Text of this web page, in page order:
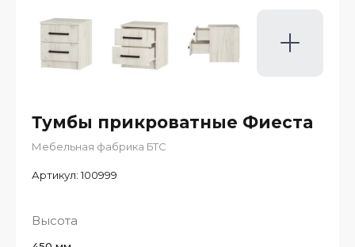
Тумбы прикроватные Фиеста
Мебельная фабрика БТС
Артикул:100999
Высота